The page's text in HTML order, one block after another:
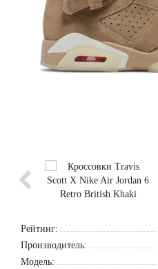
Рейтинг:
Производитель:
Модель: